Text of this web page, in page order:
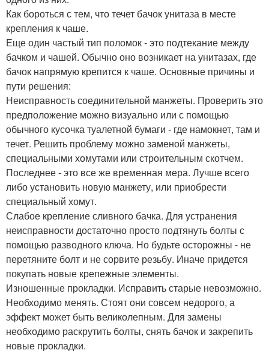
Как бороться с тем, что течет бачок унитаза в месте
крепления к чаше.
Еще один частый тип поломок - это подтекание между
бачком и чашей. Обычно оно возникает на унитазах, где
бачок напрямую крепится к чаше. Основные причины и
пути решения:
Неисправность соединительной манжеты. Проверить это
предположение можно визуально или с помощью
обычного кусочка туалетной бумаги - где намокнет, там и
течет. Решить проблему можно заменой манжеты,
специальными хомутами или строительным скотчем.
Последнее - это все же временная мера. Лучше всего
либо установить новую манжету, или приобрести
специальный хомут.
Слабое крепление сливного бачка. Для устранения
неисправности достаточно просто подтянуть болты с
помощью разводного ключа. Но будьте осторожны - не
перетяните болт и не сорвите резьбу. Иначе придется
покупать новые крепежные элементы.
Изношенные прокладки. Исправить старые невозможно.
Необходимо менять. Стоят они совсем недорого, а
эффект может быть великолепным. Для замены
необходимо раскрутить болты, снять бачок и закрепить
новые прокладки.